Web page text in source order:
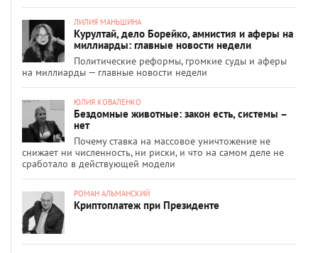
ЛИЛИЯ МАНЬШИНА
Курултай, дело Борейко, амнистия и аферы на
миллиарды: главные новости недели
Политические реформы, громкие суды и аферы
на миллиарды — главные новости недели
ЮЛИЯ КОВАЛЕНКО
Бездомные животные: закон есть, системы –
нет
Почему ставка на массовое уничтожение не
снижает ни численность, ни риски, и что на самом деле не
сработало в действующей модели
РОМАН АЛЬМАНСКИЙ
Криптоплатеж при Президенте